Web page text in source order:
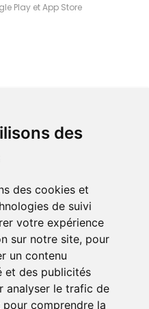
des
des cookies et
de suivi
votre expérience
sur notre site, pour
un contenu
et des publicités
analyser le trafic de
comprendre la
Play et App Store
votre commande à Amiens
ou recevez-là rapidement
sociaux